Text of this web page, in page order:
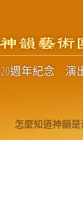
20週年紀念 演
> 怎麼知道神韻